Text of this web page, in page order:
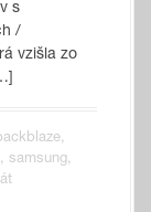
s
/
vzišla zo
,
, samsung,